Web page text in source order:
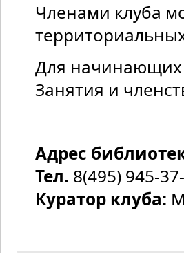
Членами клуба
Для начинающих
Занятия и
Адрес
Тел. 8(495) 945-
Куратор клуба: